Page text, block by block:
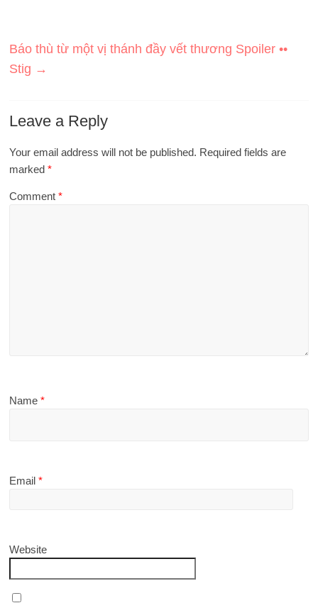
Báo thù từ một vị thánh đầy vết thương Spoiler ••
Stig →
Leave a Reply
Your email address will not be published. Required fields are
marked*
Comment*
Name*
Email*
Website